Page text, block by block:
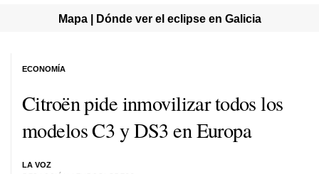
Mapa | Dónde ver el eclipse en Galicia
Citroën pide inmovilizar todos los
modelos C3 y DS3 en Europa
LA VOZ
ECONOMÍA